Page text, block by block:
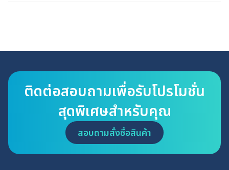
ติดต่อสอบถามเพื่อรับโปรโมชั่น
สุดพิเศษสำหรับคุณ
สอบถามสั่งซื้อสินค้า